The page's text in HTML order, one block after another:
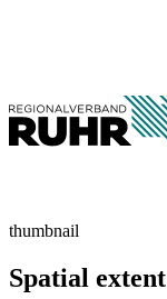
thumbnail
Spatial extent